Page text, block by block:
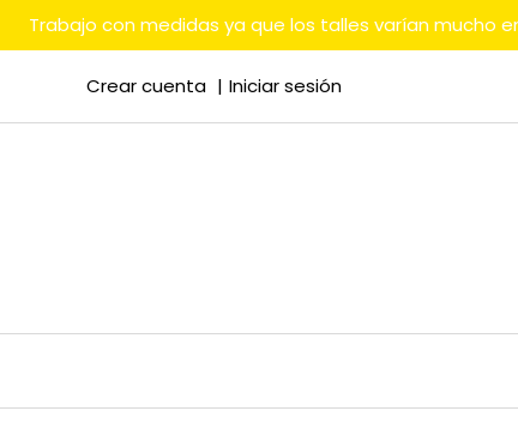
Trabajo con medidas ya que los talles varían mucho
Crear cuenta Iniciar sesión